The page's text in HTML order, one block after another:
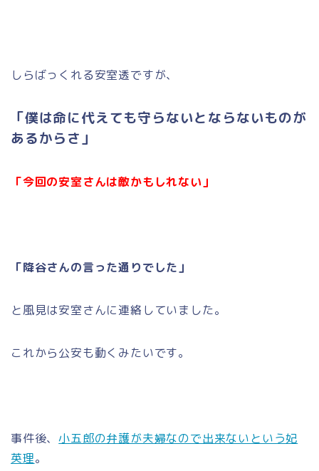
しらばっくれる安室透ですが、
「僕は命に代えても守らないとならないものが
あるからさ」
「今回の安室さんは敵かもしれない」
「降谷さんの言った通りでした」
と風見は安室さんに連絡していました。
これから公安も動くみたいです。
事件後、小五郎の弁護が夫婦なので出来ないという妃
英理。